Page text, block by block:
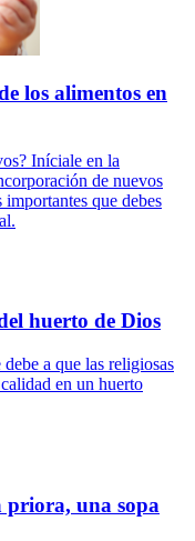
los alimentos en
Iníciale en la
de nuevos
importantes que debes
huerto de Dios
a que las religiosas
en un huerto
priora, una sopa